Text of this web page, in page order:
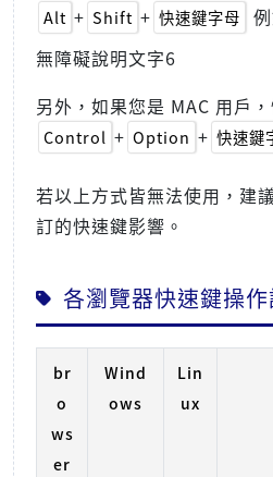
Alt + Shift + 快速鍵字母
無障礙說明文字6
另外，如果您是 MAC 用戶
Control + Option + 快速鍵
若以上方式皆無法使用，建
訂的快速鍵影響。
各瀏覽器快速鍵操作
br
o
ws
er
Wind
ows
Lin
ux